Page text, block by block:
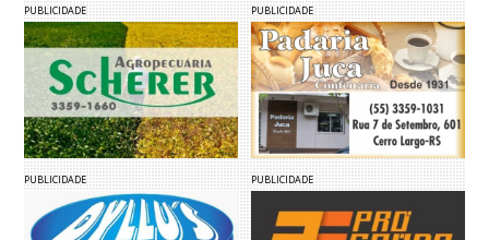
PUBLICIDADE PUBLICIDADE
PUBLICIDADE PUBLICIDADE